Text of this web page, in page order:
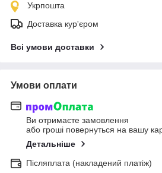
Укрпошта
Доставка кур'єром
Всі умови доставки
Умови оплати
Ви отримаєте замовлення
або гроші повернуться на вашу
Детальніше
Післяплата (накладений платіж)